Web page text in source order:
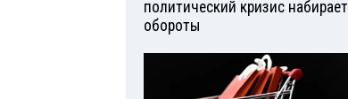
политический кризис набирает
обороты